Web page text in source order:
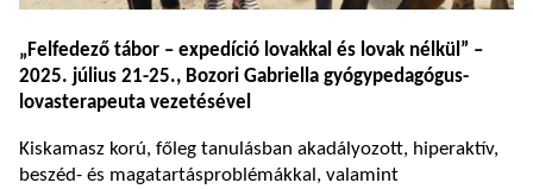
„Felfedező tábor – expedíció lovakkal és lovak nélkül” –
2025. július 21-25., Bozori Gabriella gyógypedagógus-
lovasterapeuta vezetésével
Kiskamasz korú, főleg tanulásban akadályozott, hiperaktív,
beszéd- és magatartásproblémákkal, valamint